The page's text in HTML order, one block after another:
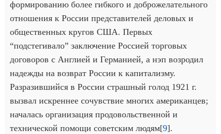
формированию более гибкого и доброжелательного
отношения к России представителей деловых и
общественных кругов США. Первых
“подстегивало” заключение Россией торговых
договоров с Англией и Германией, а нэп возродил
надежды на возврат России к капитализму.
Разразившийся в России страшный голод 1921 г.
вызвал искреннее сочувствие многих американцев;
началась организация продовольственной и
технической помощи советским людям[9].